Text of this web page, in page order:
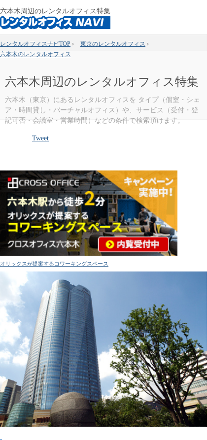
六本木周辺のレンタルオフィス特集
レンタルオフィスナビTOP › 東京のレンタルオフィス ›
六本木のレンタルオフィス
六本木周辺のレンタルオフィス特集
六本木（東京）にあるレンタルオフィスを タイプ（個室・シェ
ア・時間貸し・バーチャルオフィス）や、サービス（受付・登
記可否・会議室・営業時間）などの条件で検索頂けます。
Tweet
オリックスが提案するコワーキングスペース